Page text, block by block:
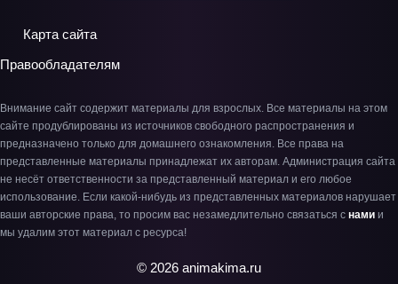
Карта сайта
Правообладателям
Внимание сайт содержит материалы для взрослых. Все материалы на этом
сайте продублированы из источников свободного распространения и
предназначено только для домашнего ознакомления. Все права на
представленные материалы принадлежат их авторам. Администрация сайта
не несёт ответственности за представленный материал и его любое
использование. Если какой-нибудь из представленных материалов нарушает
ваши авторские права, то просим вас незамедлительно связаться с нами и
мы удалим этот материал с ресурса!
© 2026 animakima.ru